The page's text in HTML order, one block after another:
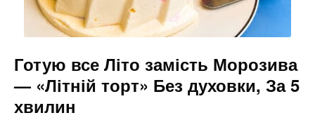
Готую все Літо замість Морозива
— «Літній торт» Без духовки, За 5
хвилин